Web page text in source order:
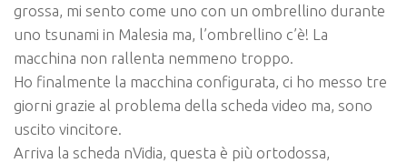
grossa, mi sento come uno con un ombrellino durante
uno tsunami in Malesia ma, l’ombrellino c’è! La
macchina non rallenta nemmeno troppo.
Ho finalmente la macchina configurata, ci ho messo tre
giorni grazie al problema della scheda video ma, sono
uscito vincitore.
Arriva la scheda nVidia, questa è più ortodossa,